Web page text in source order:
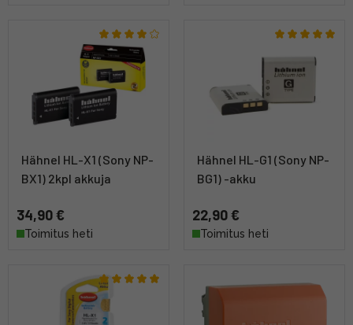
Hähnel HL-X1 (Sony NP-
BX1) 2kpl akkuja
34,90 €
Toimitus heti
Hähnel HL-G1 (Sony NP-
BG1) -akku
22,90 €
Toimitus heti